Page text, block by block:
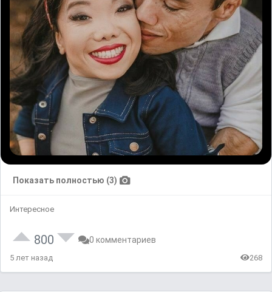
Показать полностью (3)
Интересное
800 0 комментариев
5 лет назад 268